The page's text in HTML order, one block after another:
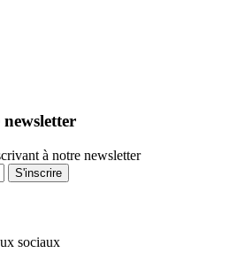
à notre newsletter
S'inscrire
sociaux